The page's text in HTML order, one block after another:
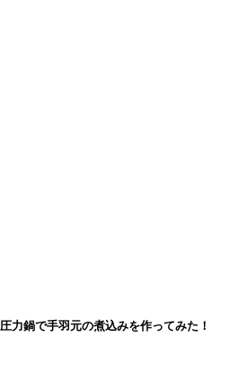
圧力鍋で手羽元の煮込みを作ってみた！